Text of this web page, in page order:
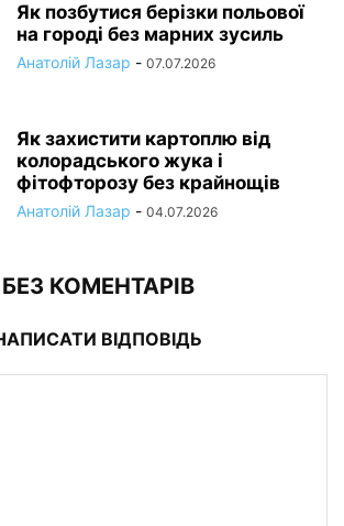
Як позбутися берізки польової
на городі без марних зусиль
Анатолій Лазар - 07.07.2026
Як захистити картоплю від
колорадського жука і
фітофторозу без крайнощів
Анатолій Лазар - 04.07.2026
БЕЗ КОМЕНТАРІВ
ВІДПОВІДЬ